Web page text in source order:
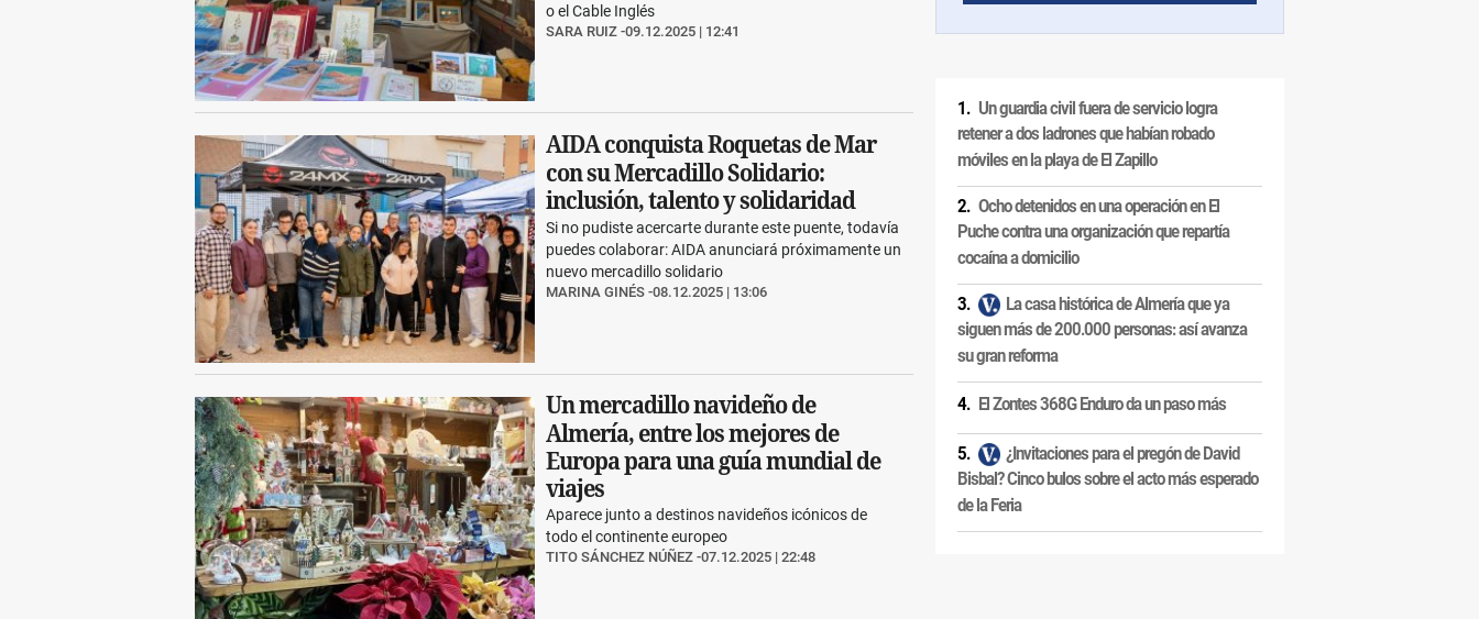
SARA RUIZ 09.12.2025 | 12:41
o el Cable Inglés
AIDA conquista Roquetas de Mar
con su Mercadillo Solidario:
inclusión, talento y solidaridad
MARINA GINÉS 08.12.2025 | 13:06
Si no pudiste acercarte durante este puente, todavía
puedes colaborar: AIDA anunciará próximamente un
nuevo mercadillo solidario
Un mercadillo navideño de
Almería, entre los mejores de
Europa para una guía mundial de
viajes
TITO SÁNCHEZ NÚÑEZ 07.12.2025 | 22:48
Aparece junto a destinos navideños icónicos de
todo el continente europeo
Un guardia civil fuera de servicio logra
retener a dos ladrones que habían robado
móviles en la playa de El Zapillo
Ocho detenidos en una operación en El
Puche contra una organización que repartía
cocaína a domicilio
La casa histórica de Almería que ya
siguen más de 200.000 personas: así avanza
su gran reforma
El Zontes 368G Enduro da un paso más
¿Invitaciones para el pregón de David
Bisbal? Cinco bulos sobre el acto más esperado
de la Feria